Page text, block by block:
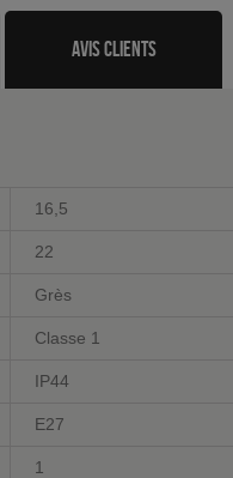
avis clients
16,5
22
Grès
Classe 1
IP44
E27
1